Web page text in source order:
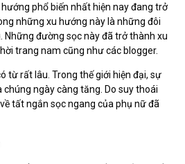
phổ biến nhất hiện nay đang trở
những xu hướng này là những đôi
Những đường sọc này đã trở thành xu
trang nam cũng như các blogger.
từ rất lâu. Trong thế giới hiện đại, sự
ngày càng tăng. Do suy thoái
tất ngắn sọc ngang của phụ nữ đã